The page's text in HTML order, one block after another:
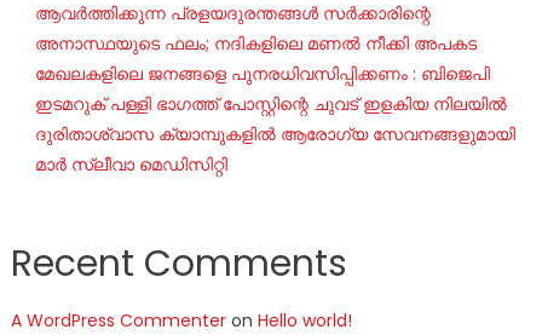
ആവർത്തിക്കുന്ന പ്രളയദുരന്തങ്ങൾ സർക്കാരിന്റെ
അനാസ്ഥയുടെ ഫലം; നദികളിലെ മണൽ നീക്കി അപകട
മേഖലകളിലെ ജനങ്ങളെ പുനരധിവസിപ്പിക്കണം : ബിജെപി
ഇടമറുക് പള്ളി ഭാഗത്ത്‌ പോസ്റ്റിന്റെ ചുവട് ഇളകിയ നിലയിൽ
ദുരിതാശ്വാസ ക്യാമ്പുകളിൽ ആരോഗ്യ സേവനങ്ങളുമായി
മാർ സ്ലീവാ മെഡിസിറ്റി
Recent Comments
A WordPress Commenteron Hello world!